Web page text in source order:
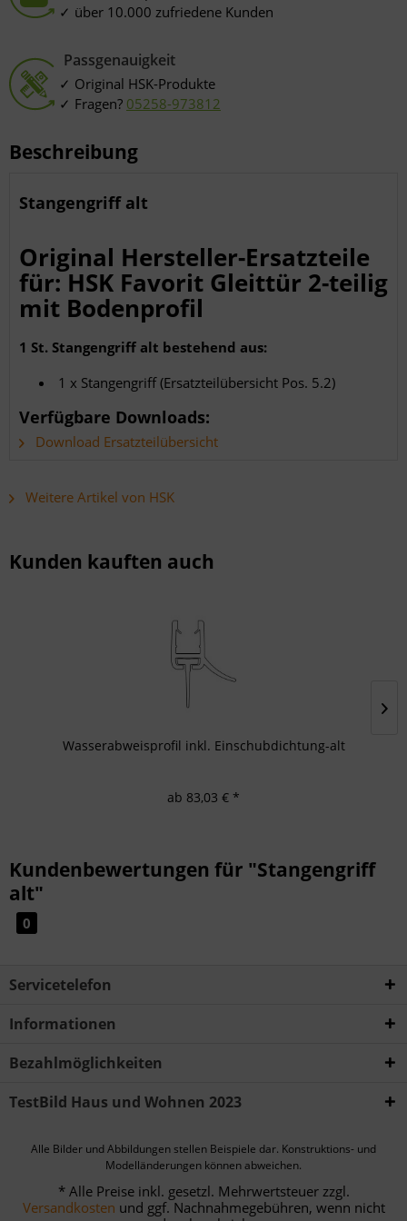
über 10.000 zufriedene Kunden
Passgenauigkeit
Original HSK-Produkte
Fragen? 05258-973812
Beschreibung
Stangengriff alt
Original Hersteller-Ersatzteile
für: HSK Favorit Gleittür 2-teilig
mit Bodenprofil
1 St. Stangengriff alt bestehend aus:
1 x Stangengriff (Ersatzteilübersicht Pos. 5.2)
Verfügbare Downloads:
Download Ersatzteilübersicht
Weitere Artikel von HSK
Kunden kauften auch
Wasserabweisprofil inkl. Einschubdichtung-alt
ab 83,03 € *
Kundenbewertungen für "Stangengriff
alt"
0
Servicetelefon
Informationen
Bezahlmöglichkeiten
TestBild Haus und Wohnen 2023
Alle Bilder und Abbildungen stellen Beispiele dar. Konstruktions- und
Modelländerungen können abweichen.
* Alle Preise inkl. gesetzl. Mehrwertsteuer zzgl.
Versandkosten und ggf. Nachnahmegebühren, wenn nicht